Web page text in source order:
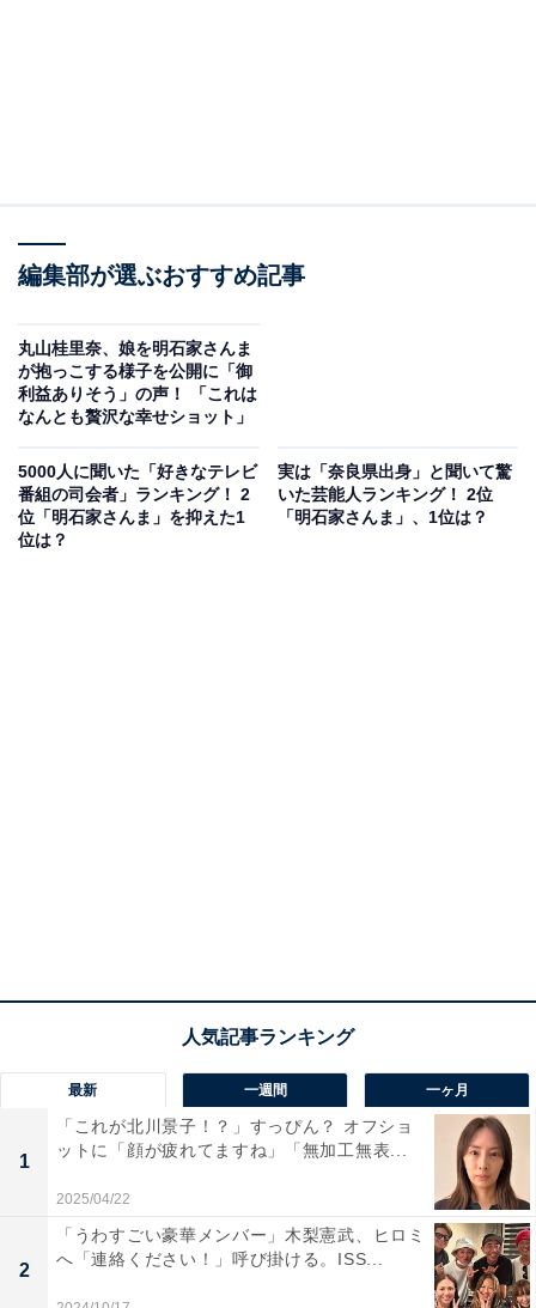
編集部が選ぶおすすめ記事
丸山桂里奈、娘を明石家さんま
が抱っこする様子を公開に「御
利益ありそう」の声！ 「これは
なんとも贅沢な幸せショット」
5000人に聞いた「好きなテレビ
番組の司会者」ランキング！ 2
位「明石家さんま」を抑えた1
位は？
実は「奈良県出身」と聞いて驚
いた芸能人ランキング！ 2位
「明石家さんま」、1位は？
最新 一週間 一ヶ月
1
「これが北川景子！？」すっぴん？ オフショ
ットに「顔が疲れてますね」「無加工無表...
2025/04/22
2
「うわすごい豪華メンバー」木梨憲武、ヒロミ
へ「連絡ください！」呼び掛ける。ISS...